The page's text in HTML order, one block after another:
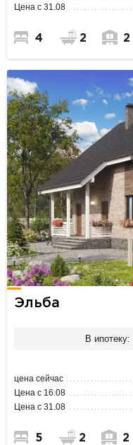
Цена с 31.08
4 2 2
Эльба
В ипотеку:
цена сейчас
Цена с 16.08
Цена с 31.08
5 2 2